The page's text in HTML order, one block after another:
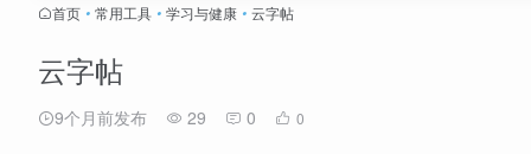
首页 • 常用工具 • 学习与健康 • 云字帖
云字帖
9个月前发布 29 0 0